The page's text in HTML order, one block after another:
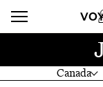
Canada